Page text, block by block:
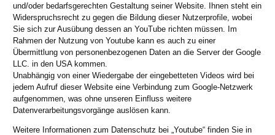
und/oder bedarfsgerechten Gestaltung seiner Website. Ihnen steht ein
Widerspruchsrecht zu gegen die Bildung dieser Nutzerprofile, wobei
Sie sich zur Ausübung dessen an YouTube richten müssen. Im
Rahmen der Nutzung von Youtube kann es auch zu einer
Übermittlung von personenbezogenen Daten an die Server der Google
LLC. in den USA kommen.
Unabhängig von einer Wiedergabe der eingebetteten Videos wird bei
jedem Aufruf dieser Website eine Verbindung zum Google-Netzwerk
aufgenommen, was ohne unseren Einfluss weitere
Datenverarbeitungsvorgänge auslösen kann.
Weitere Informationen zum Datenschutz bei „Youtube“ finden Sie in